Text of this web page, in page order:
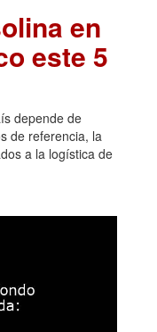
en
este 5
depende de
de referencia, la
a la logística de